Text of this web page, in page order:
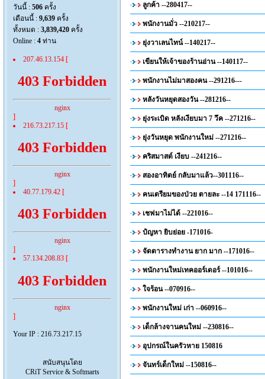
วันนี้ : 506 ครั้ง
เดือนนี้ : 9,639 ครั้ง
ทั้งหมด : 3,839,420 ครั้ง
Online : 4 ท่าน
207.46.13.154 [
403 Forbidden
nginx
]
216.73.217.15 [
403 Forbidden
nginx
]
40.77.179.42 [
403 Forbidden
nginx
]
57.134.208.83 [
403 Forbidden
nginx
]
Your IP : 216.73.217.15
สนับสนุนโดย
CRiT Service & Softmarts
ลูกค้า --280417--
พนักงานมั่ว --210217--
ยุ่งวาเลนไทน์ --140217--
เขียนให้เจ้าของร้านอ่าน --140117--
พนักงานไม่มาสองคน --291216---
หลังวันหยุดสองวัน --281216--
ยุ่งระเบิด หลังเงียบมา 7 วึค --271216--
ยุ่งวันหยุด พนักงานใหม่ --271216--
คริสมาสต์ เงียบ --241216--
สองอาทิตย์ กลับมาแล้ว--301116--
คนเตรียมของป่วย ตายละ --14 171116--
เชฟมาไม่ได้ --221016--
ปํญหา ยิบย่อย -171016-
จัดตารางทำงาน ยาก มาก --171016--
พนักงานใหม่เทคออร์เดอร์ --101016--
ใจร้อน --070916--
พนักงานใหม่ เก่า --060916--
เด็กล้างจานคนใหม่ --230816--
อุปกรณ์ในครัวหาย 150816
จันทร์เด็กใหม่ --150816--